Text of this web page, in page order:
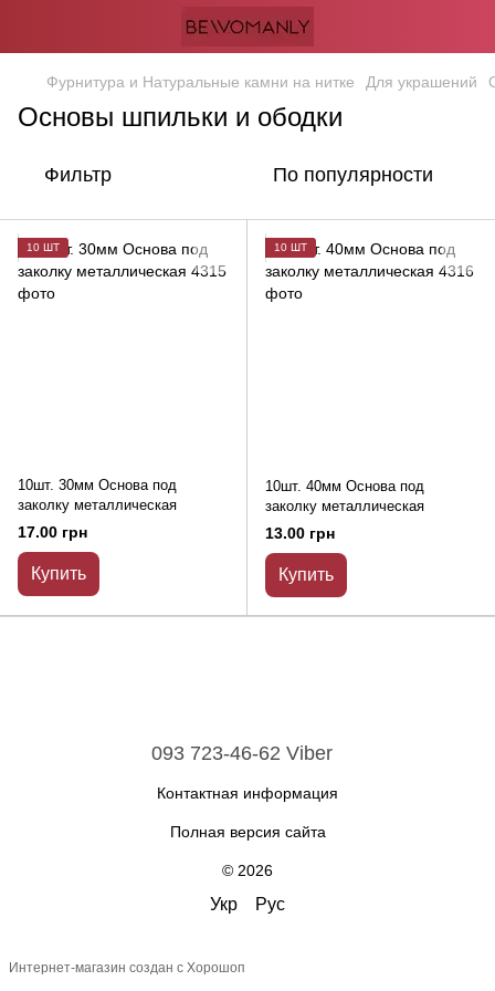
Фурнитура и Натуральные камни на нитке Для украшений
Основы шпильки и ободки
Фильтр По популярности
10 ШТ
10шт. 30мм Основа под
заколку металлическая
17.00 грн
Купить
10 ШТ
10шт. 40мм Основа под
заколку металлическая
13.00 грн
Купить
093 723-46-62 Viber
Контактная информация
Полная версия сайта
© 2026
Укр Рус
Интернет-магазин создан с Хорошоп